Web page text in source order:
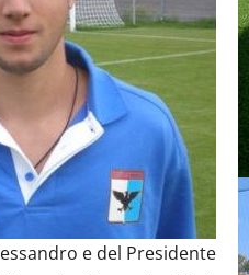
e del Presidente